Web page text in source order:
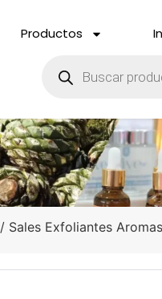
Productos
/ Sales Exfoliantes